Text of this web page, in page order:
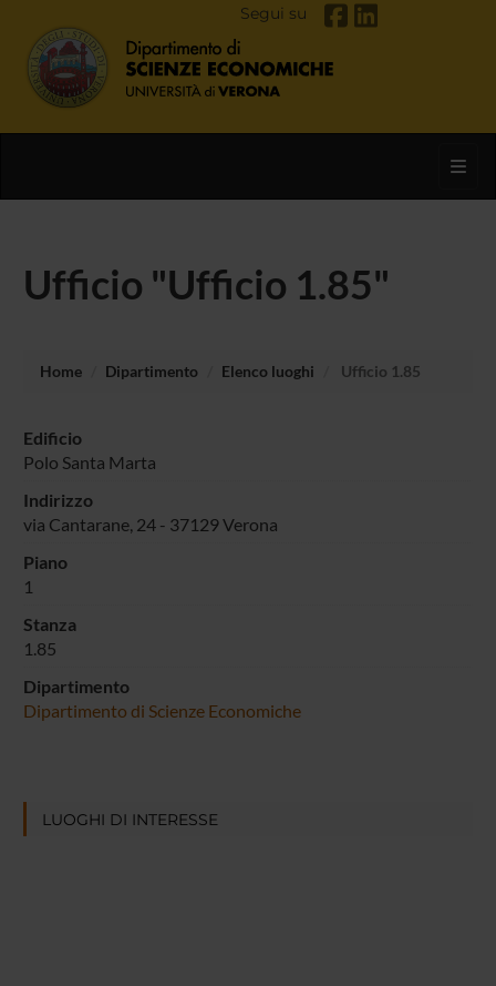
Segui su
Ufficio "Ufficio 1.85"
Home Dipartimento Elenco luoghi Ufficio 1.85
Edificio
Polo Santa Marta
Indirizzo
via Cantarane, 24 - 37129 Verona
Piano
1
Stanza
1.85
Dipartimento
Dipartimento di Scienze Economiche
LUOGHI DI INTERESSE